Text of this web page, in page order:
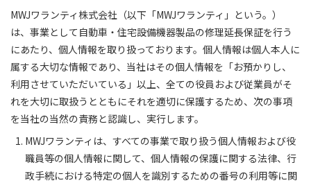
MWJワランティ株式会社（以下「MWJワランティ」という。）
は、事業として自動車・住宅設備機器製品の修理延長保証を行う
にあたり、個人情報を取り扱っております。個人情報は個人本人に
属する大切な情報であり、当社はその個人情報を「お預かりし、
利用させていただいている」以上、全ての役員および従業員がそ
れを大切に取扱うとともにそれを適切に保護するため、次の事項
を当社の当然の責務と認識し、実行します。
MWJワランティは、すべての事業で取り扱う個人情報および役
職員等の個人情報に関して、個人情報の保護に関する法律、行
政手続における特定の個人を識別するための番号の利用等に関